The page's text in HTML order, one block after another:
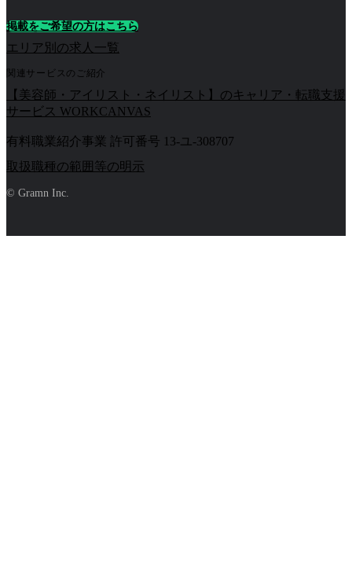
掲載をご希望の方はこちら
エリア別の求人一覧
関連サービスのご紹介
【美容師・アイリスト・ネイリスト】のキャリア・転職支援
サービス WORKCANVAS
有料職業紹介事業 許可番号 13-ユ-308707
取扱職種の範囲等の明示
© Gramn Inc.